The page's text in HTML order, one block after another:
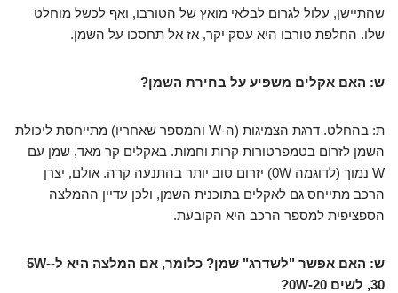
שהתיישן, עלול לגרום לבלאי מואץ של הטורבו, ואף לכשל מוחלט
שלו. החלפת טורבו היא עסק יקר, אז אל תחסכו על השמן.
ש: האם אקלים משפיע על בחירת השמן?
ת: בהחלט. דרגת הצמיגות (ה-W והמספר שאחריו) מתייחסת ליכולת
השמן לזרום בטמפרטורות קרות וחמות. באקלים קר מאד, שמן עם
W נמוך (לדוגמה 0W) יזרום טוב יותר בהתנעה קרה. אולם, יצרן
הרכב מתייחס גם לאקלים בתוכנית השמן, ולכן עדיין ההמלצה
הספציפית למספר הרכב היא הקובעת.
ש: האם אפשר "לשדרג" שמן? כלומר, אם המלצה היא ל-5W-
30, לשים 0W-20?